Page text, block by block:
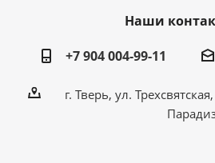
Наши
+7 904 004-99-11
г. Тверь, ул.